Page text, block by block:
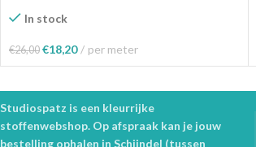
In stock
€26,00 €18,20 per meter
Toevoegen Aan Winkelwagen
Studiospatz is een kleurrijke
stoffenwebshop. Op afspraak kan je jouw
bestelling ophalen in Schijndel (tussen